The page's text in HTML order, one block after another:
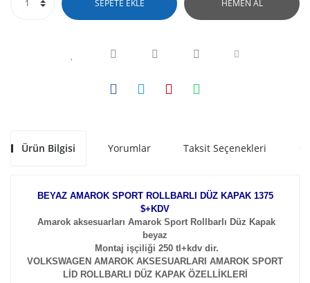
SEPETE EKLE HEMEN AL
Ürün Bilgisi Yorumlar Taksit Seçenekleri
BEYAZ AMAROK SPORT ROLLBARLI DÜZ KAPAK 1375
$+KDV
Amarok aksesuarları Amarok Sport Rollbarlı Düz Kapak
beyaz
Montaj işçiliği 250 tl+kdv dir.
VOLKSWAGEN AMAROK AKSESUARLARI AMAROK SPORT
LİD ROLLBARLI DÜZ KAPAK ÖZELLİKLERİ